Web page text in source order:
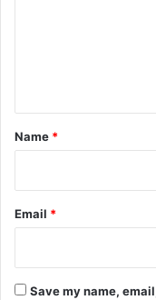
*
Name *
Email *
Save my name,